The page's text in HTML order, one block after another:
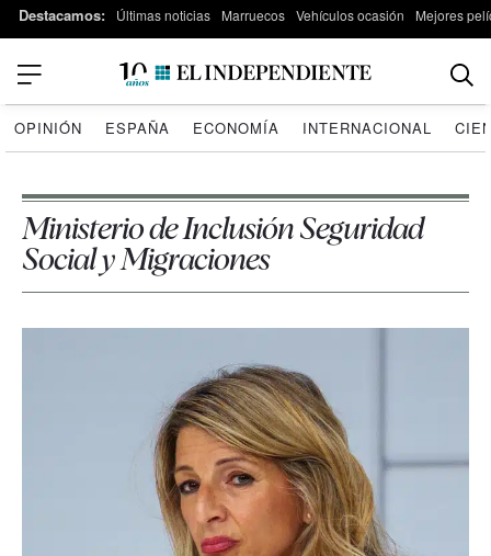
Destacamos: Últimas noticias Marruecos Vehículos ocasión Mejores
OPINIÓN ESPAÑA ECONOMÍA INTERNACIONAL
Ministerio de Inclusión Seguridad
Social y Migraciones